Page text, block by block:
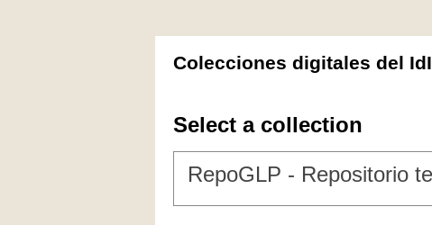
Colecciones digitales del
Select a collection
RepoGLP - Repositorio